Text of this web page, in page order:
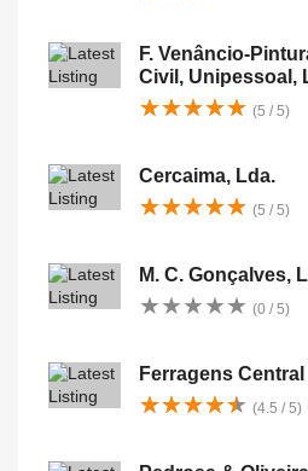
F. Venâncio-
Civil, Unipessoal,
★★★★★
★★★★★ (5 / 5)
Cercaima, Lda.
★★★★★
★★★★★ (5 / 5)
M. C. Gonçalves,
★★★★★
★★★★★ (0 / 5)
Ferragens
★★★★★
★★★★★ (4.5 / 5)